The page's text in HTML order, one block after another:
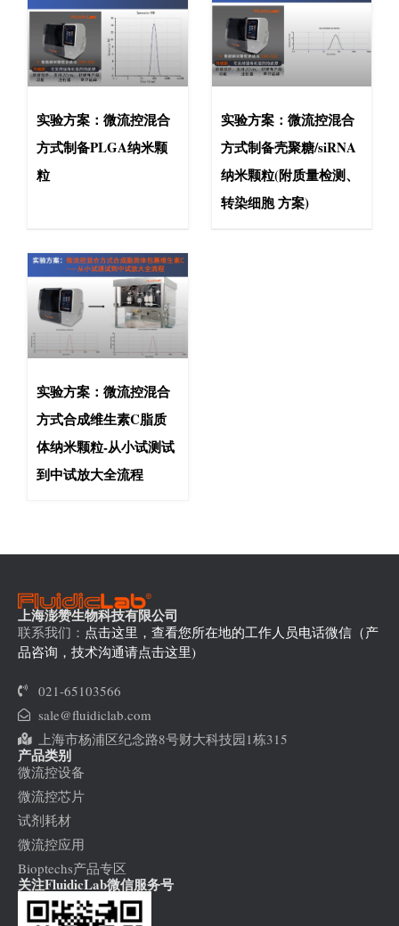
实验方案：微流控混合
方式制备PLGA纳米颗
粒
实验方案：微流控混合
方式制备壳聚糖/siRNA
纳米颗粒(附质量检测、
转染细胞 方案)
实验方案：微流控混合
方式合成维生素C脂质
体纳米颗粒-从小试测试
到中试放大全流程
上海澎赞生物科技有限公司
联系我们： 点击这里，查看您所在地的工作人员电话微信（产
品咨询，技术沟通请点击这里)
021-65103566
sale@fluidiclab.com
上海市杨浦区纪念路8号财大科技园1栋315
产品类别
微流控设备
微流控芯片
试剂耗材
微流控应用
Bioptechs产品专区
关注FluidicLab微信服务号